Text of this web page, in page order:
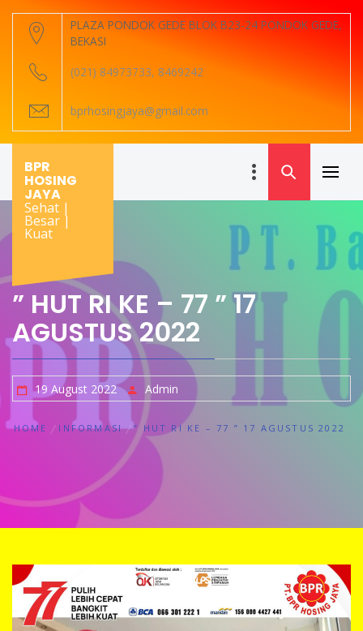
Skip
content
PLAZA PONDOK GEDE BLOK B23-24 PONDOK GEDE,
BEKASI
(021) 84973733, 8469242
bprhosingjaya@gmail.com
BPR
HOSING
JAYA
Sehat |
Besar |
Kuat
Menu
” HUT RI KE – 77 ” 17
AGUSTUS 2022
19 August 2022 Admin
HOME INFORMASI ” HUT RI KE – 77 ” 17 AGUSTUS 2022